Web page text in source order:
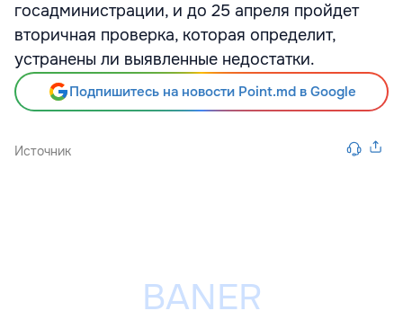
госадминистрации, и до 25 апреля пройдет
вторичная проверка, которая определит,
устранены ли выявленные недостатки.
Подпишитесь на новости Point.md в Google
Источник